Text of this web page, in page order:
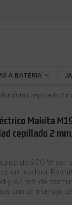
A BATERIA
cepillado 2
Makita
cepillado 2
de 500 W con
en madera.
y 82 mm de
con un manejo